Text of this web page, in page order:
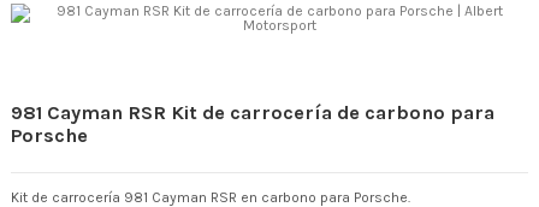
981 Cayman RSR Kit de carrocería de carbono para
Porsche
Kit de carrocería 981 Cayman RSR en carbono para Porsche.